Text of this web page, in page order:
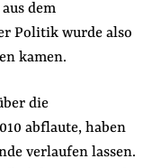
dem
Politik wurde also
kamen.
die
abflaute, haben
verlaufen lassen.